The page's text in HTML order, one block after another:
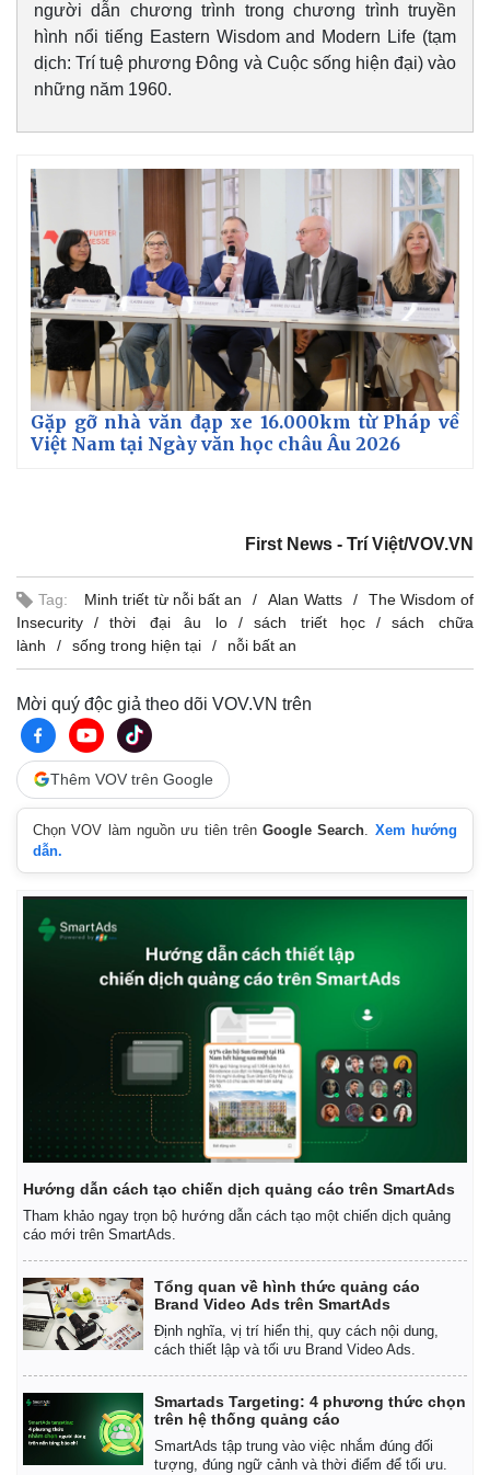
Pháp luật
Vụ án
Tin nóng
Tư vấn luật
Quân sự - Quốc phòng
Vũ khí
Việt Nam
Phân tích
người dẫn chương trình trong chương trình truyền
hình nổi tiếng Eastern Wisdom and Modern Life (tạm
dịch: Trí tuệ phương Đông và Cuộc sống hiện đại) vào
những năm 1960.
Gặp gỡ nhà văn đạp xe 16.000km từ Pháp về
Việt Nam tại Ngày văn học châu Âu 2026
First News - Trí Việt/VOV.VN
Tag: Minh triết từ nỗi bất an Alan Watts
The Wisdom of
Insecurity
thời đại âu lo sách triết học
sách chữa
lành
sống trong hiện tại nỗi bất an
Mời quý độc giả theo dõi VOV.VN trên
Thêm VOV trên Google
Chọn VOV làm nguồn ưu tiên trênGoogle Search
Xem hướng
dẫn.
Hướng dẫn cách tạo chiến dịch quảng cáo trên SmartAds
Tham khảo ngay trọn bộ hướng dẫn cách tạo một chiến dịch quảng
cáo mới trên SmartAds.
Tổng quan về hình thức quảng cáo
Brand Video Ads trên SmartAds
Định nghĩa, vị trí hiển thị, quy cách nội dung,
cách thiết lập và tối ưu Brand Video Ads.
Smartads Targeting: 4 phương thức chọn
trên hệ thống quảng cáo
SmartAds tập trung vào việc nhắm đúng đối
tượng, đúng ngữ cảnh và thời điểm để tối ưu.